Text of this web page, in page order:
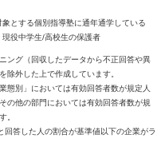
とする個別指導塾に通年通学している
現役中学生/高校生の保護者
ング（回収したデータから不正回答や異
除外した上で作成しています。
態別」においては有効回答者数が規定人
の他の部門においては有効回答者数が規
。
答した人の割合が基準値以下の企業がラ